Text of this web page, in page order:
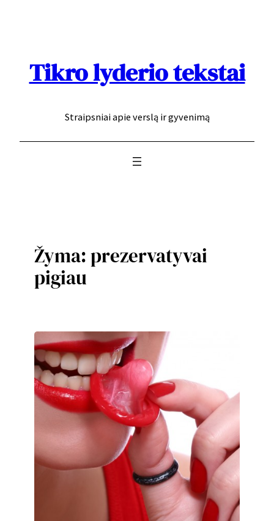
Tikro lyderio tekstai
Straipsniai apie verslą ir gyvenimą
Žyma:prezervatyvai
pigiau